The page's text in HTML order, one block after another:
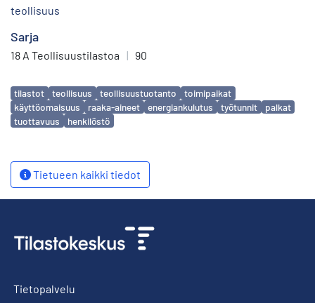
teollisuus
Sarja
18 A Teollisuustilastoa | 90
Avainsanat
tilastot teollisuus teollisuustuotanto
toimipaikat
käyttöomaisuus
raaka-aineet energiankulutus työtunnit
palkat
tuottavuus
henkilöstö
Tietueen kaikki tiedot
Tietopalvelu